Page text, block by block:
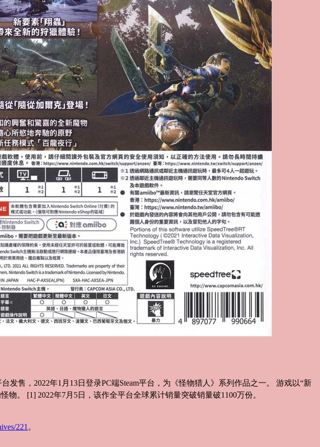
发售，2022年1月13日登录PC端Steam平台，为《怪物猎人》系列作品之一。 游戏以“新
。 [1] 2022年7月5日，该作全平台全球累计销量突破销量破1100万份。
221。